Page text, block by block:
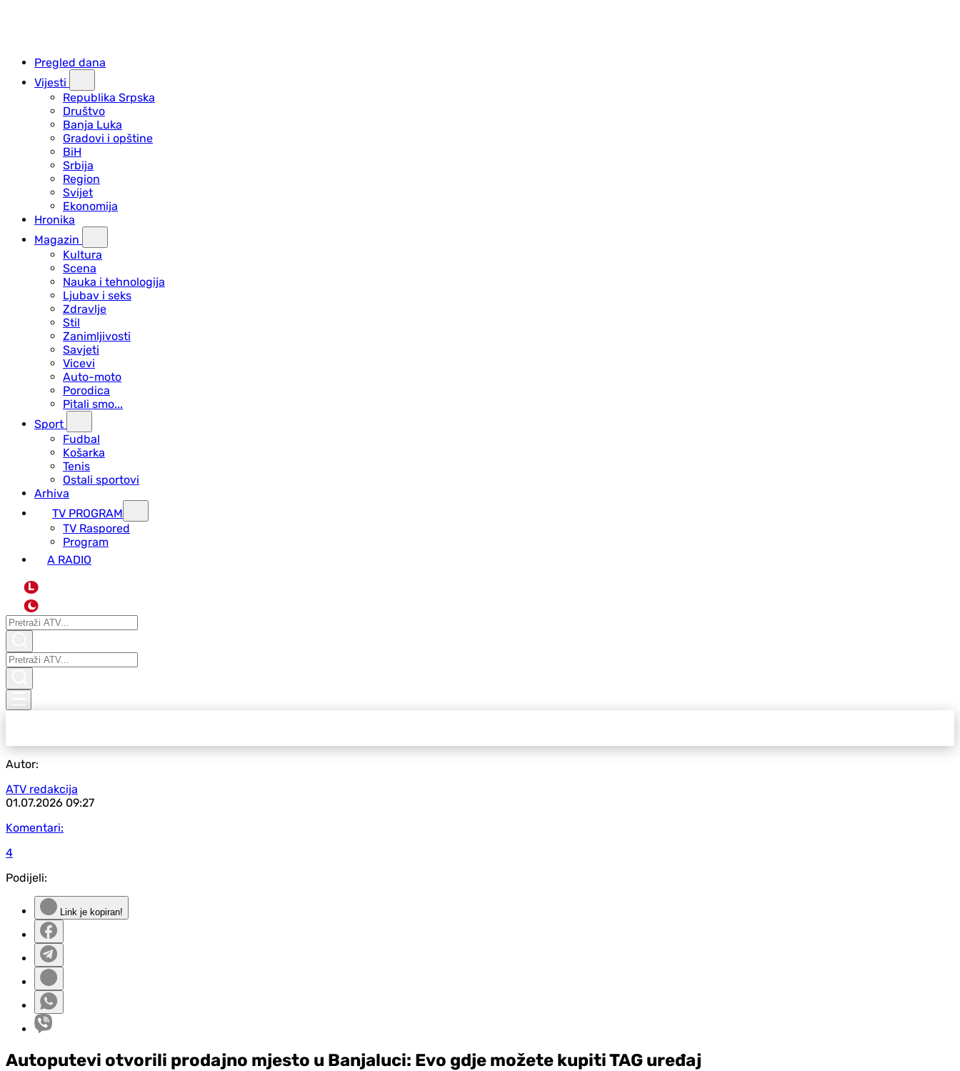
Pregled dana
Vijesti
Republika Srpska
Društvo
Banja Luka
Gradovi i opštine
BiH
Srbija
Region
Svijet
Ekonomija
Hronika
Magazin
Kultura
Scena
Nauka i tehnologija
Ljubav i seks
Zdravlje
Stil
Zanimljivosti
Savjeti
Vicevi
Auto-moto
Porodica
Pitali smo...
Sport
Fudbal
Košarka
Tenis
Ostali sportovi
Arhiva
TV PROGRAM
ТV Raspored
Program
A RADIO
L
Autor:
ATV redakcija
01.07.2026 09:27
Komentari:
4
Podijeli:
Link je kopiran!
Autoputevi otvorili prodajno mjesto u Banjaluci: Evo gdje možete kupiti TAG uređaj